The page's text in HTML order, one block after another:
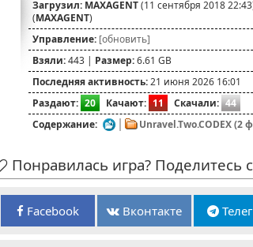
Загрузил: MAXAGENT(11 сентября 2018
(MAXAGENT)
Управление: [обновить]
Взяли:443 | Размер:6.61 GB
Последняя активность:21 июня 2026 16:01
Раздают: 20 Качают: 11 Скачали: 44
Содержание:
Unravel.Two.CODEX (2
Понравилась игра? Поделитесь
Facebook Вконтакте